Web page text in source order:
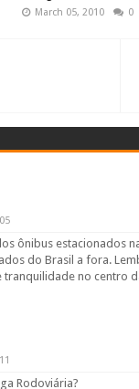
March 05, 2010 0
ônibus estacionados
do Brasil a fora.
tranquilidade no centro
Rodoviária?